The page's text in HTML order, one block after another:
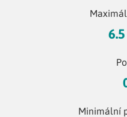
Minimální